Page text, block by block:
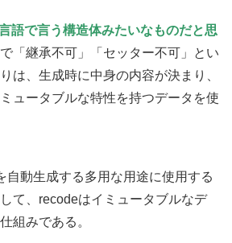
語で言う構造体みたいなものだと思
「継承不可」「セッター不可」とい
は、生成時に中身の内容が決まり、
ュータブルな特性を持つデータを使
動生成する多用な用途に使用する
て、recodeはイミュータブルなデ
組みである。